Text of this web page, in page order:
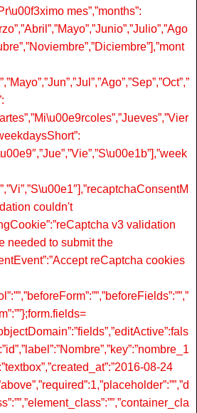
mes”,”months”:
couldn't
v3 validation
needed to submit the
reCaptcha cookies
08-24